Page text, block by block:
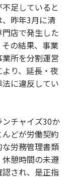
足していると
昨年3月に清
店で発生した
の結果、事業
所を分割運営
り、延長・夜
に違反してい
チャイズ30か
どが労働契約
労務管理書類
憩時間の未遵
され、是正指